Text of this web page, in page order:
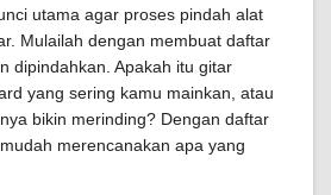
utama agar proses pindah alat
Mulailah dengan membuat daftar
dipindahkan. Apakah itu gitar
yang sering kamu mainkan, atau
bikin merinding? Dengan daftar
merencanakan apa yang